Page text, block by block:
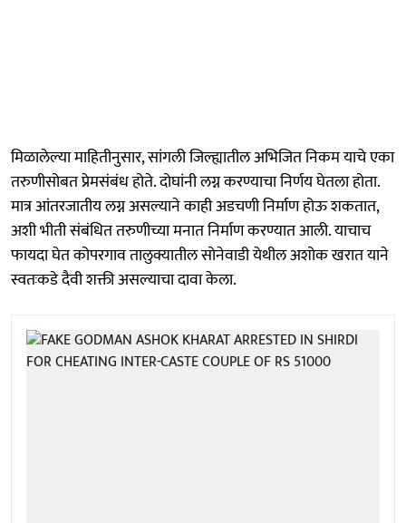
मिळालेल्या माहितीनुसार, सांगली जिल्ह्यातील अभिजित निकम याचे एका
तरुणीसोबत प्रेमसंबंध होते. दोघांनी लग्न करण्याचा निर्णय घेतला होता.
मात्र आंतरजातीय लग्न असल्याने काही अडचणी निर्माण होऊ शकतात,
अशी भीती संबंधित तरुणीच्या मनात निर्माण करण्यात आली. याचाच
फायदा घेत कोपरगाव तालुक्यातील सोनेवाडी येथील अशोक खरात याने
स्वतःकडे दैवी शक्ती असल्याचा दावा केला.